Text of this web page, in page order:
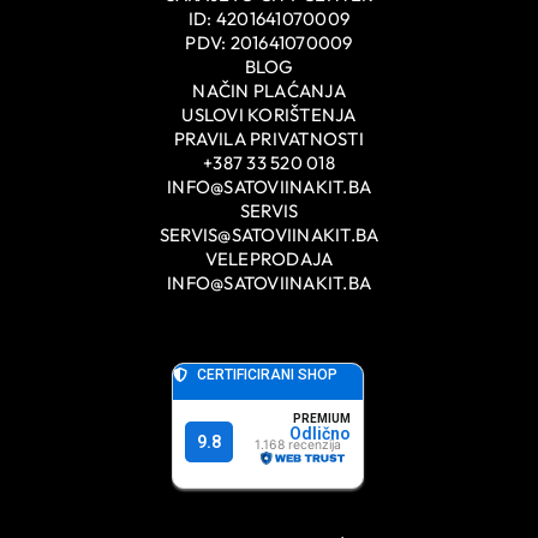
ID: 4201641070009
PDV: 201641070009
BLOG
NAČIN PLAĆANJA
USLOVI KORIŠTENJA
PRAVILA PRIVATNOSTI
+387 33 520 018
INFO@SATOVIINAKIT.BA
SERVIS
SERVIS@SATOVIINAKIT.BA
VELEPRODAJA
INFO@SATOVIINAKIT.BA